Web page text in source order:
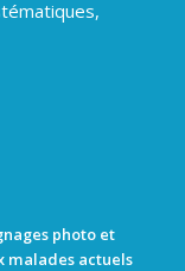
photo et
malades actuels